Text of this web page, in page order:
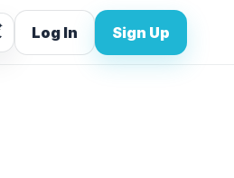
Log In Sign Up